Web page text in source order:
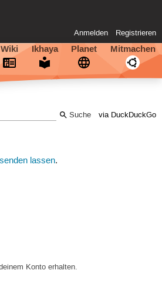
Anmelden Registrieren
Wiki Ikhaya Planet Mitmachen
via DuckDuckGo
lassen.
Konto erhalten.